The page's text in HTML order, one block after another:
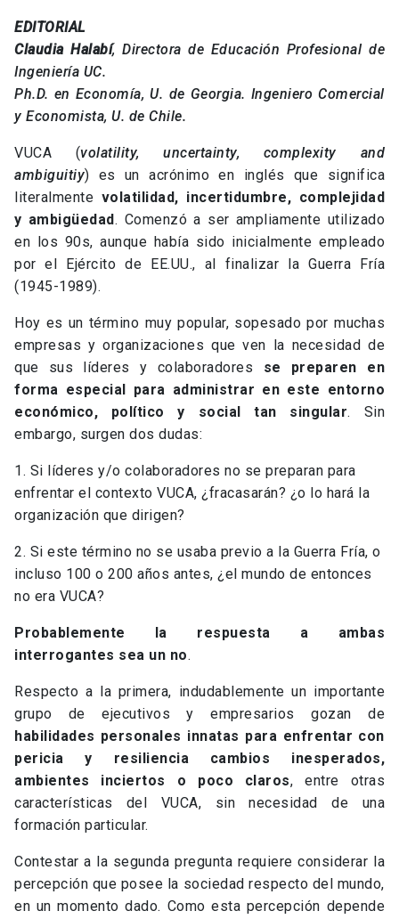
EDITORIAL
Claudia Halabí, Directora de Educación Profesional de
Ingeniería UC.
Ph.D. en Economía, U. de Georgia. Ingeniero Comercial
y Economista, U. de Chile.
VUCA (volatility, uncertainty, complexity and
ambiguitiy) es un acrónimo en inglés que significa
literalmente volatilidad, incertidumbre, complejidad
y ambigüedad. Comenzó a ser ampliamente utilizado
en los 90s, aunque había sido inicialmente empleado
por el Ejército de EE.UU., al finalizar la Guerra Fría
(1945-1989).
Hoy es un término muy popular, sopesado por muchas
empresas y organizaciones que ven la necesidad de
que sus líderes y colaboradores se preparen en
forma especial para administrar en este entorno
económico, político y social tan singular. Sin
embargo, surgen dos dudas:
1. Si líderes y/o colaboradores no se preparan para
enfrentar el contexto VUCA, ¿fracasarán? ¿o lo hará la
organización que dirigen?
2. Si este término no se usaba previo a la Guerra Fría, o
incluso 100 o 200 años antes, ¿el mundo de entonces
no era VUCA?
Probablemente la respuesta a ambas
interrogantes sea un no.
Respecto a la primera, indudablemente un importante
grupo de ejecutivos y empresarios gozan de
habilidades personales innatas para enfrentar con
pericia y resiliencia cambios inesperados,
ambientes inciertos o poco claros, entre otras
características del VUCA, sin necesidad de una
formación particular.
Contestar a la segunda pregunta requiere considerar la
percepción que posee la sociedad respecto del mundo,
en un momento dado. Como esta percepción depende